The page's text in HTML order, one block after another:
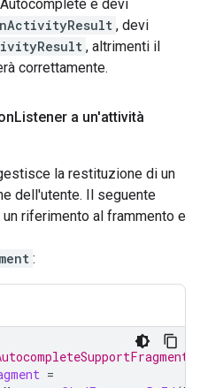
e devi
, devi
, altrimenti il
correttamente.
Listener a un'attività
la restituzione di un
dell'utente. Il seguente
riferimento al frammento e
:
=